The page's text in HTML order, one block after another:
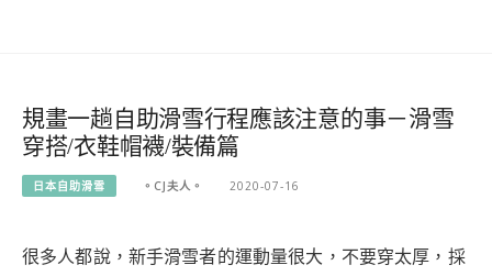
規畫一趟自助滑雪行程應該注意的事－滑雪
穿搭/衣鞋帽襪/裝備篇
日本自助滑雪 。CJ夫人。 2020-07-16
很多人都說，新手滑雪者的運動量很大，不要穿太厚，採